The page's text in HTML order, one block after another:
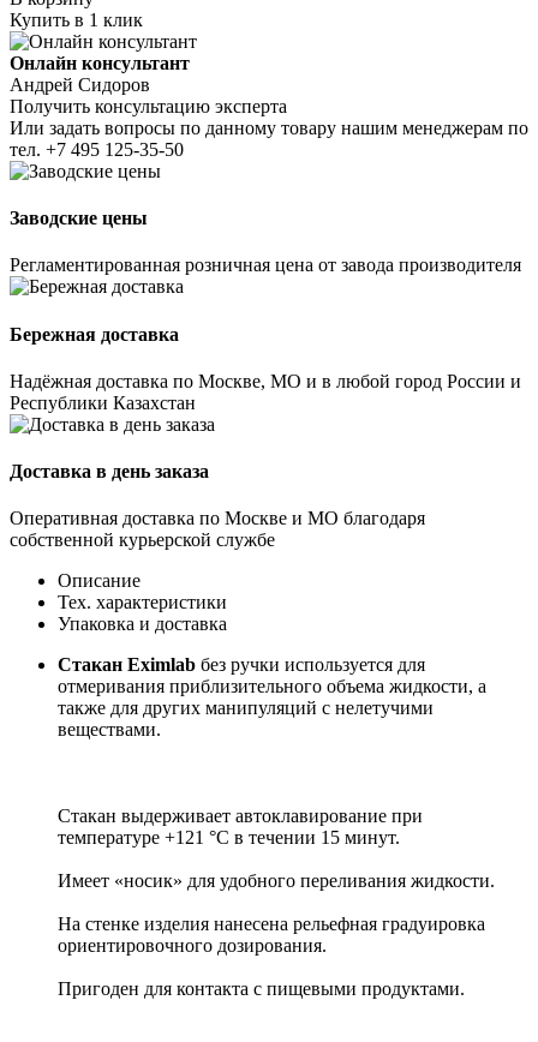
Купить в 1 клик
Онлайн консультант
Андрей Сидоров
Получить консультацию эксперта
Или задать вопросы по данному товару нашим менеджерам по
тел. +7 495 125-35-50
Заводские цены
Регламентированная розничная цена от завода производителя
Бережная доставка
Надёжная доставка по Москве, МО и в любой город России и
Республики Казахстан
Доставка в день заказа
Оперативная доставка по Москве и МО благодаря
собственной курьерской службе
Описание
Тех. характеристики
Упаковка и доставка
Стакан Eximlab без ручки используется для
отмеривания приблизительного объема жидкости, а
также для других манипуляций с нелетучими
веществами.
Стакан выдерживает автоклавирование при
температуре +121 °С в течении 15 минут.
Имеет «носик» для удобного переливания жидкости.
На стенке изделия нанесена рельефная градуировка
ориентировочного дозирования.
Пригоден для контакта с пищевыми продуктами.